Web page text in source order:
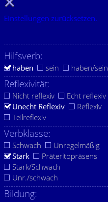
Einstellungen zurücksetzen.
Hilfsverb:
haben sein haben/sein
Reflexivität:
Nicht reflexiv
Echt reflexiv
Unecht Reflexiv
Reflexiv
Teilreflexiv
Verbklasse:
Schwach
Unregelmäßig
Stark
Präteritopräsens
Stark/Schwach
Unr./schwach
Bildung: